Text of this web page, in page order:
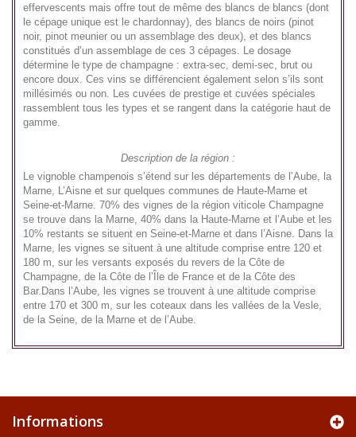
effervescents mais offre tout de même des blancs de blancs (dont
le cépage unique est le chardonnay), des blancs de noirs (pinot
noir, pinot meunier ou un assemblage des deux), et des blancs
constitués d’un assemblage de ces 3 cépages. Le dosage
détermine le type de champagne : extra-sec, demi-sec, brut ou
encore doux. Ces vins se différencient également selon s’ils sont
millésimés ou non. Les cuvées de prestige et cuvées spéciales
rassemblent tous les types et se rangent dans la catégorie haut de
gamme.
Description de la région :
Le vignoble champenois s’étend sur les départements de l’Aube, la
Marne, L’Aisne et sur quelques communes de Haute-Marne et
Seine-et-Marne. 70% des vignes de la région viticole Champagne
se trouve dans la Marne, 40% dans la Haute-Marne et l’Aube et les
10% restants se situent en Seine-et-Marne et dans l’Aisne. Dans la
Marne, les vignes se situent à une altitude comprise entre 120 et
180 m, sur les versants exposés du revers de la Côte de
Champagne, de la Côte de l’Île de France et de la Côte des
Bar.Dans l’Aube, les vignes se trouvent à une altitude comprise
entre 170 et 300 m, sur les coteaux dans les vallées de la Vesle,
de la Seine, de la Marne et de l’Aube.
Informations